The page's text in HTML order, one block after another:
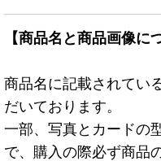
【商品名と商品画像に
商品名に記載されてい
だいております。
一部、写真とカードの
で、購入の際必ず商品